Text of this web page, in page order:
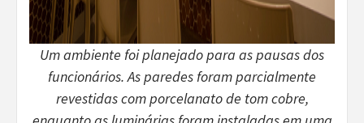
Um ambiente foi planejado para as pausas dos
funcionários. As paredes foram parcialmente
revestidas com porcelanato de tom cobre,